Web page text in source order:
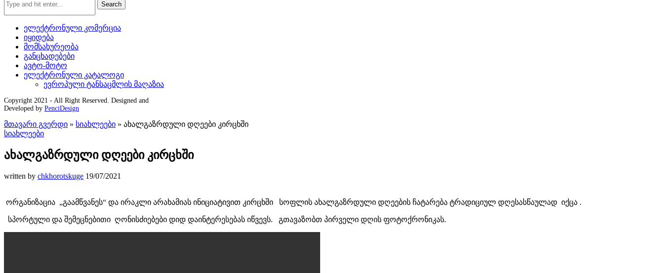
Search
ელექტრონული კომერცია
იყიდება
მომსახურეობა
განცხადებები
ავტო-მოტო
ელექტრონული კატალოგი
ევროპული ტანსაცმლის მაღაზია
Copyright 2021 - All Right Reserved. Designed and
Developed by PenciDesign
მთავარი გვერდი » სიახლეები » ახალგაზრდული დღეები კირცხში
სიახლეები
ახალგაზრდული დღეები კირცხში
written by chkhorotskuge 19/07/2021
ორგანიზაცია „გაამწვანეს“ და ირაკლი არახამიას ინიციატივით კირცხში სოფლის ახალგაზრდული დღეების ჩატარება ტრადიციულ დღესასწაულად იქცა .
სპორტული და შემეცნებითი ღონისძიებები დიდ დაინტერესებას იწვევს. გთავაზობთ პირველი დღის ფოტოქრონიკას.